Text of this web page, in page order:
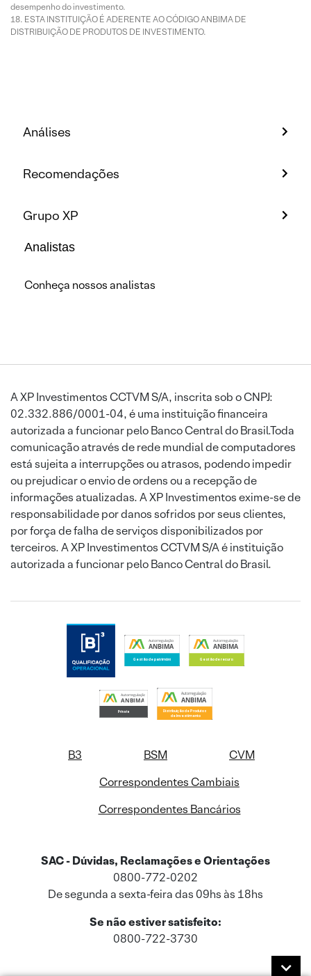
desempenho do investimento.
ESTA INSTITUIÇÃO É ADERENTE AO CÓDIGO ANBIMA DE
DISTRIBUIÇÃO DE PRODUTOS DE INVESTIMENTO.
Análises
Recomendações
Grupo XP
Analistas
Conheça nossos analistas
A XP Investimentos CCTVM S/A, inscrita sob o CNPJ:
02.332.886/0001-04, é uma instituição financeira
autorizada a funcionar pelo Banco Central do Brasil.Toda
comunicação através de rede mundial de computadores
está sujeita a interrupções ou atrasos, podendo impedir
ou prejudicar o envio de ordens ou a recepção de
informações atualizadas. A XP Investimentos exime-se de
responsabilidade por danos sofridos por seus clientes,
por força de falha de serviços disponibilizados por
terceiros. A XP Investimentos CCTVM S/A é instituição
autorizada a funcionar pelo Banco Central do Brasil.
B3 BSM
CVM
Correspondentes Cambiais
Correspondentes Bancários
SAC - Dúvidas, Reclamações e Orientações
0800-772-0202
De segunda a sexta-feira das 09hs às 18hs
Se não estiver satisfeito:
0800-722-3730